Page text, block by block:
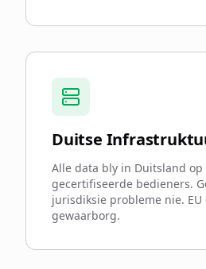
Duitse
Alle data bly in Duitsland op
gecertifiseerde bedieners.
jurisdiksie probleme nie.
gewaarborg.